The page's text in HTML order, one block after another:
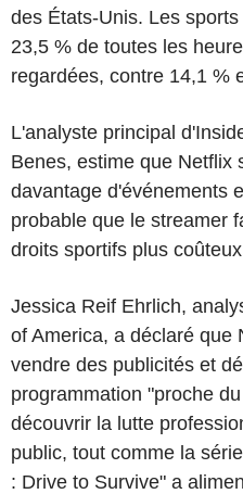
des États-Unis. Les
23,5 % de toutes les
regardées, contre 14,1 %
L'analyste principal
Benes, estime que Netflix
davantage d'événements
probable que le streamer
droits sportifs plus
Jessica Reif Ehrlich,
of America, a déclaré que
vendre des publicités et
programmation "proche
découvrir la lutte
public, tout comme la
: Drive to Survive" a